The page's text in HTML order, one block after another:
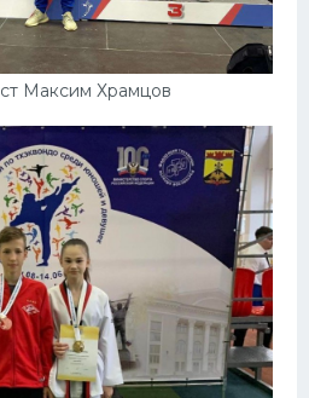
Максим Храмцов